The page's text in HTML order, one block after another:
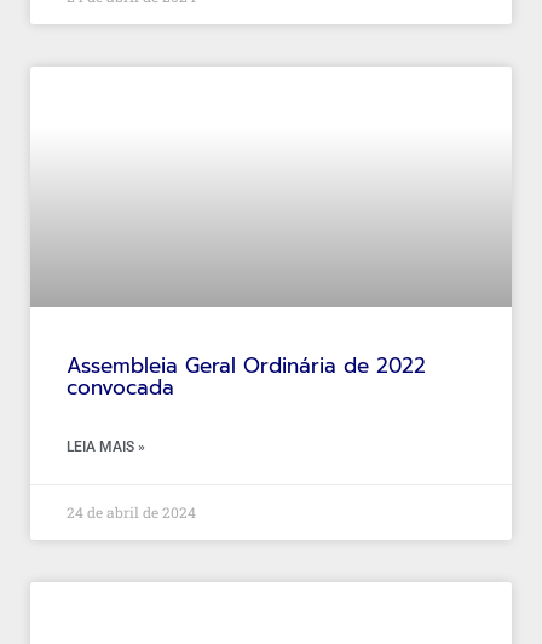
Assembleia Geral Ordinária de 2022
convocada
LEIA MAIS »
24 de abril de 2024